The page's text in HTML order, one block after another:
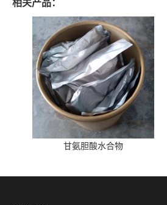
相关产品：
甘氨胆酸水合物